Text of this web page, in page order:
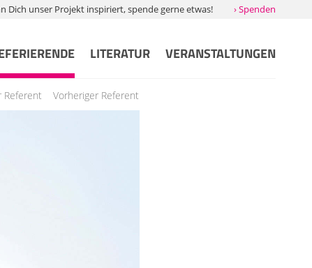
Dich unser Projekt inspiriert, spende gerne etwas! › Spenden
LITERATUR VERANSTALTUNGEN
Vorheriger Referent
Referent